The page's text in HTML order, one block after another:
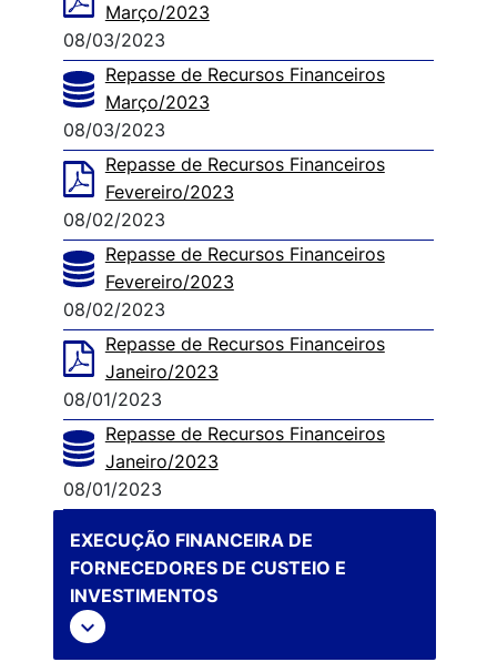
Março/2023
08/03/2023
Repasse de Recursos Financeiros
Março/2023
08/03/2023
Repasse de Recursos Financeiros
Fevereiro/2023
08/02/2023
Repasse de Recursos Financeiros
Fevereiro/2023
08/02/2023
Repasse de Recursos Financeiros
Janeiro/2023
08/01/2023
Repasse de Recursos Financeiros
Janeiro/2023
08/01/2023
EXECUÇÃO FINANCEIRA DE
FORNECEDORES DE CUSTEIO E
INVESTIMENTOS
expand_more